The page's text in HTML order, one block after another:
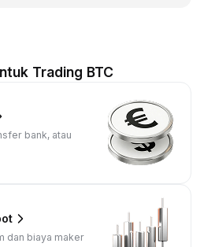
Trading BTC
bank, atau
dan biaya maker